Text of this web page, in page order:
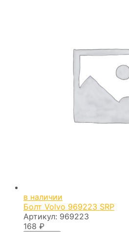
в наличии
Болт Volvo 969223 SRP
Артикул: 969223
168 ₽